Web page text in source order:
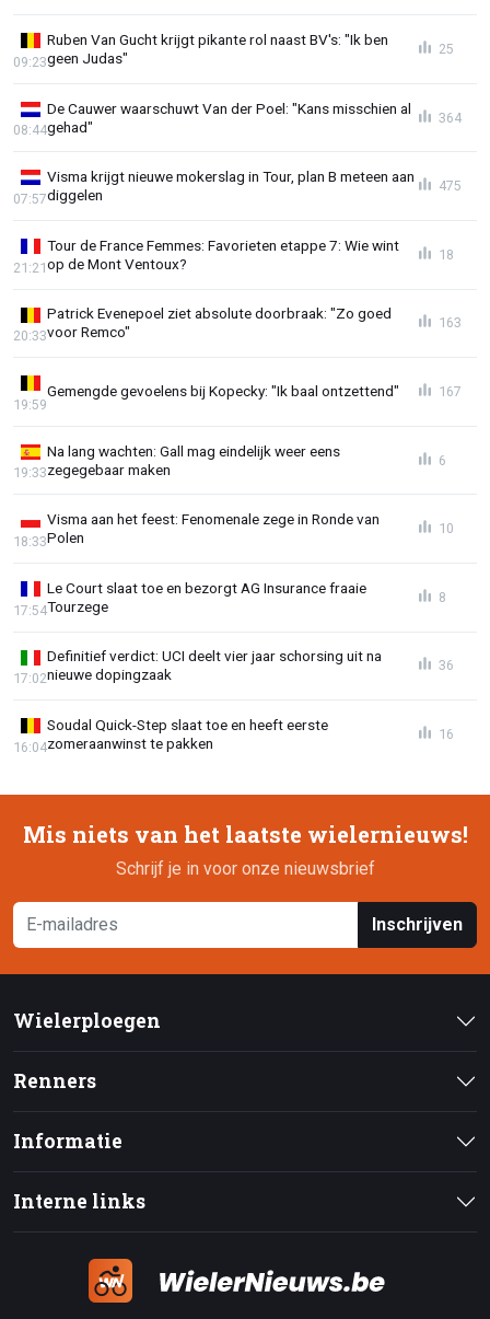
Ruben Van Gucht krijgt pikante rol naast BV's: "Ik ben
geen Judas"
09:23
25
De Cauwer waarschuwt Van der Poel: "Kans misschien al
gehad"
08:44
364
Visma krijgt nieuwe mokerslag in Tour, plan B meteen aan
diggelen
07:57
475
Tour de France Femmes: Favorieten etappe 7: Wie wint
op de Mont Ventoux?
21:21
18
Patrick Evenepoel ziet absolute doorbraak: "Zo goed
voor Remco"
20:33
163
Gemengde gevoelens bij Kopecky: "Ik baal ontzettend"
19:59
167
Na lang wachten: Gall mag eindelijk weer eens
zegegebaar maken
19:33
6
Visma aan het feest: Fenomenale zege in Ronde van
Polen
18:33
10
Le Court slaat toe en bezorgt AG Insurance fraaie
Tourzege
17:54
8
Definitief verdict: UCI deelt vier jaar schorsing uit na
nieuwe dopingzaak
17:02
36
Soudal Quick-Step slaat toe en heeft eerste
zomeraanwinst te pakken
16:04
16
Mis niets van het laatste wielernieuws!
Schrijf je in voor onze nieuwsbrief
Inschrijven
Wielerploegen
Renners
Informatie
Interne links